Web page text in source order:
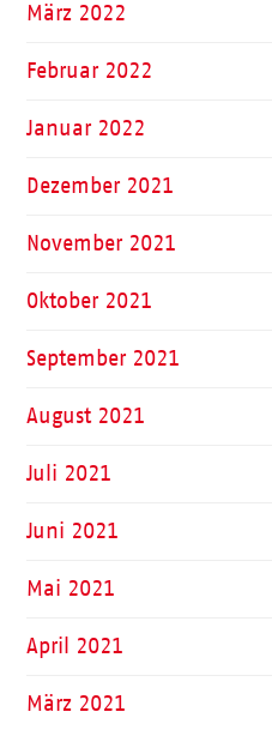
März 2022
Februar 2022
Januar 2022
Dezember 2021
November 2021
Oktober 2021
September 2021
August 2021
Juli 2021
Juni 2021
Mai 2021
April 2021
März 2021